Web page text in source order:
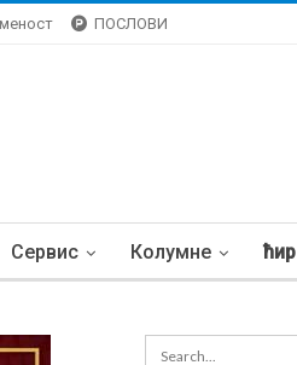
ПОСЛОВИ
Сервис Колумне ћир